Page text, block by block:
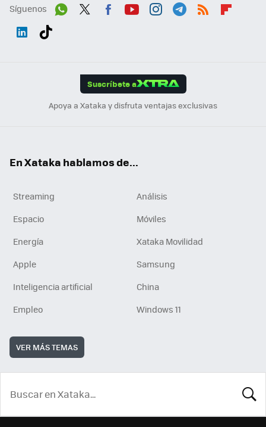
Síguenos
Suscríbete a
Apoya a Xataka y disfruta ventajas exclusivas
En Xataka hablamos de...
Streaming
Análisis
Espacio
Móviles
Energía
Xataka Movilidad
Apple
Samsung
Inteligencia artificial
China
Empleo
Windows 11
VER MÁS TEMAS